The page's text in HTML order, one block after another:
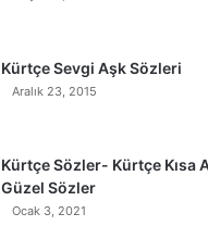
Kürtçe Sevgi Aşk Sözleri
Aralık 23, 2015
Kürtçe Sözler- Kürtçe Kısa
Güzel Sözler
Ocak 3, 2021